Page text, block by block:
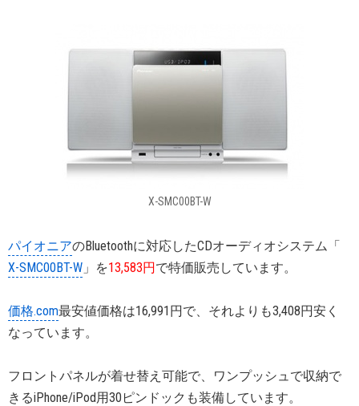
X-SMC00BT-W
パイオニアのBluetoothに対応したCDオーディオシステム「
X-SMC00BT-W 」を13,583円で特価販売しています。
価格.com最安値価格は16,991円で、それよりも3,408円安く
なっています。
フロントパネルが着せ替え可能で、ワンプッシュで収納で
きるiPhone/iPod用30ピンドックも装備しています。